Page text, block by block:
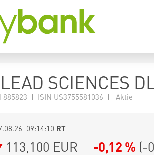
SCIENCES
885823 | ISIN US3755581036 | Aktie
09:14:10 RT
113,100 EUR -0,12 % (-